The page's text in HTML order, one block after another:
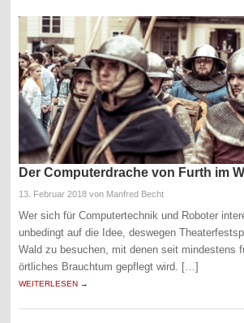
Der Computerdrache von Furth im
13. Februar 2018 von Manfred Becht
Wer sich für Computertechnik und Roboter
unbedingt auf die Idee, deswegen
Wald zu besuchen, mit denen seit mindestens
örtliches Brauchtum gepflegt wird. […]
WEITERLESEN →